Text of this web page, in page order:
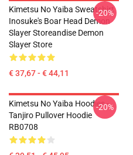
Kimetsu No Yaiba Sweatshirt
Inosuke's Boar Head Demon
Slayer Storeandise Demon
Slayer Store
€ 37,67 - € 44,11
-20%
Kimetsu No Yaiba Hoodies -
Tanjiro Pullover Hoodie
RB0708
-20%